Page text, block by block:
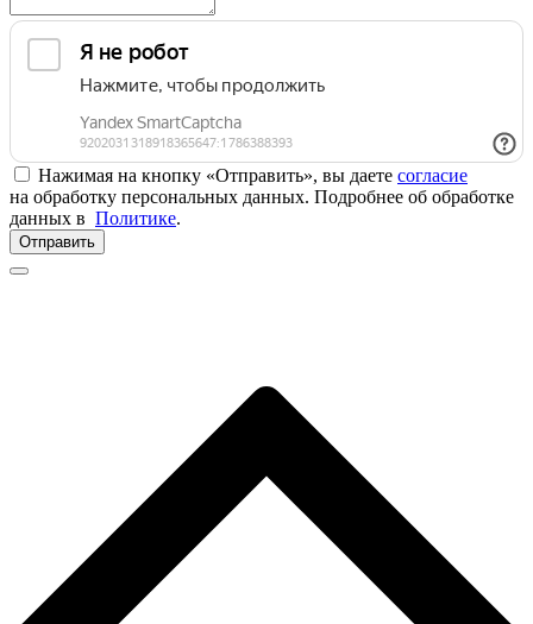
Нажимая на кнопку «Отправить», вы даете согласие
на обработку персональных данных. Подробнее об обработке
данных в Политике.
Отправить